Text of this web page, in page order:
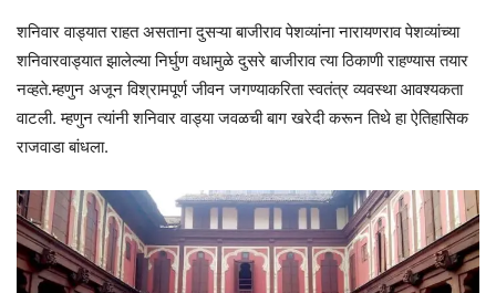
शनिवार वाड्यात राहत असताना दुसऱ्या बाजीराव पेशव्यांना नारायणराव पेशव्यांच्या
शनिवारवाड्यात झालेल्या निर्घुण वधामुळे दुसरे बाजीराव त्या ठिकाणी राहण्यास तयार
नव्हते.म्हणुन अजून विश्रामपूर्ण जीवन जगण्याकरिता स्वतंत्र व्यवस्था आवश्यकता
वाटली. म्हणुन त्यांनी शनिवार वाड्या जवळची बाग खरेदी करून तिथे हा ऐतिहासिक
राजवाडा बांधला.